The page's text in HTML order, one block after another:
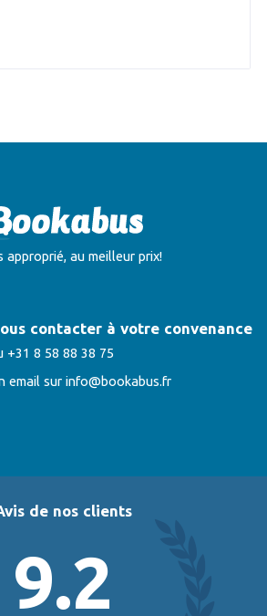
approprié, au meilleur prix!
contacter à votre convenance
+31 8 58 88 38 75
email surinfo@bookabus.fr
de nos clients
9.2